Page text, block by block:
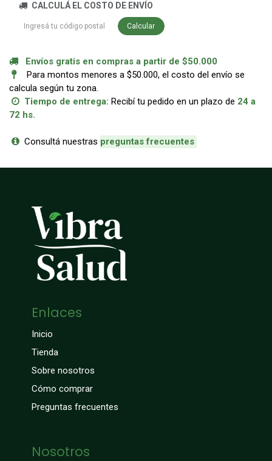
CALCULÁ EL COSTO DE ENVÍO
Calcular
Envíos gratis en compras a partir de $50.000
Para montos menores a $50.000, el costo del envío se
calcula según tu zona.
Tiempo de entrega: Recibí tu pedido en un plazo de 24 a
72 hs.
Consultá nuestras preguntas frecuentes
Enlaces
Inicio
Tienda
Sobre nosotros
Cómo comprar
Preguntas frecuentes
Nosotros